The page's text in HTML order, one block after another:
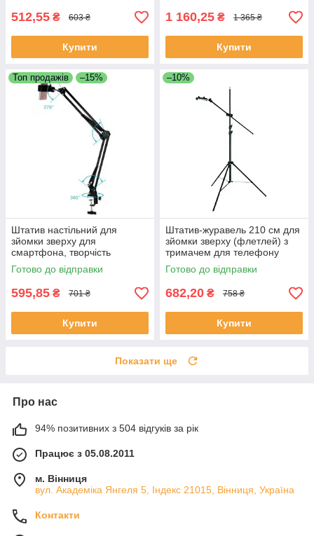
512,55 ₴ 603 ₴
Купити
1 160,25 ₴ 1 365 ₴
Купити
Топ продажів –15%
Штатив настільний для
зйомки зверху для
смартфона, творчість
флатлів
Готово до відправки
595,85 ₴ 701 ₴
Купити
–10%
Штатив-журавель 210 см для
зйомки зверху (флетлей) з
тримачем для телефону
Готово до відправки
682,20 ₴ 758 ₴
Купити
Показати ще
Про нас
94% позитивних з 504 відгуків за рік
Працює з 05.08.2011
м. Вінниця
вул. Академіка Янгеля 5, Індекс 21015, Вінниця, Україна
Контакти